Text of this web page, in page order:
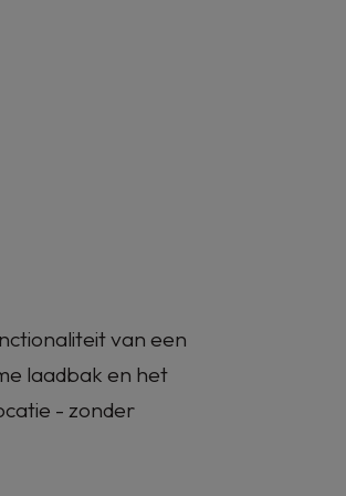
of Operationele Lease vanaf
van een
laadbak en het
- zonder